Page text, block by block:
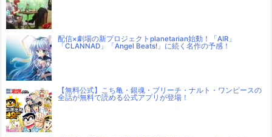
配信×劇場の新プロジェクトplanetarian始動！「AIR」
「CLANNAD」「Angel Beats!」に続く名作の予感！
【無料公式】こち亀・銀魂・ブリーチ・ナルト・ワンピースの
全話が無料で読める公式アプリが登場！